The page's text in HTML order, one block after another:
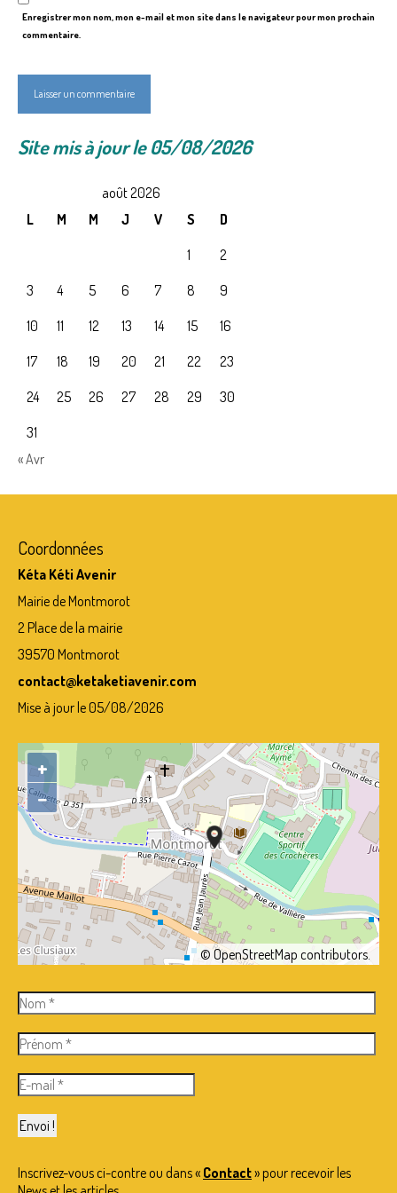
Enregistrer mon nom, mon e-mail et mon site dans le navigateur pour mon prochain
commentaire.
Site mis à jour le 05/08/2026
août 2026
L
M M J V S
D
1
2
3
4 5 6 7 8
9
10
11 12 13 14 15
16
17
18 19 20 21 22
23
24
25 26 27 28 29
30
31
« Avr
Coordonnées
Kéta Kéti Avenir
Mairie de Montmorot
2 Place de la mairie
39570 Montmorot
contact@ketaketiavenir.com
Mise à jour le 05/08/2026
+
−
©OpenStreetMap contributors.
Inscrivez-vous ci-contre ou dans « Contact» pour recevoir les